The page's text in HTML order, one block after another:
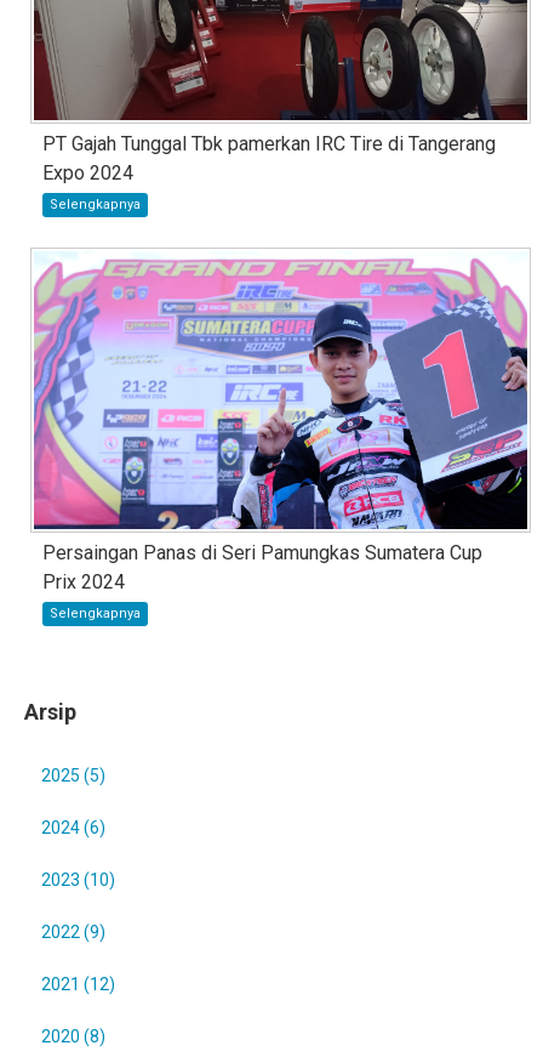
PT Gajah Tunggal Tbk pamerkan IRC Tire di Tangerang
Expo 2024
Selengkapnya
Persaingan Panas di Seri Pamungkas Sumatera Cup
Prix 2024
Selengkapnya
Arsip
2025 (5)
2024 (6)
2023 (10)
2022 (9)
2021 (12)
2020 (8)